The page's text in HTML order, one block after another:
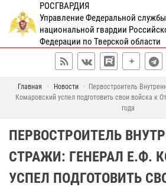
РОСГВАРДИЯ
Управление Федеральной
национальной гвардии
Федерации по Тверской области
Главная Новости
Первостроитель
Комаровский успел подготовить свои войска к
года
ПЕРВОСТРОИТЕЛЬ
СТРАЖИ: ГЕНЕРАЛ Е.Ф.
УСПЕЛ ПОДГОТОВИТЬ